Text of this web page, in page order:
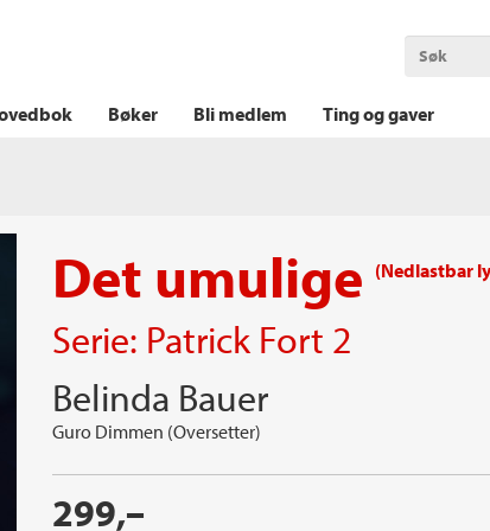
Bøker Bli medlem Ting og gaver
Det umulige (Nedlastbar
Serie: Patrick Fort 2
Belinda Bauer
Guro Dimmen (Oversetter)
299,–